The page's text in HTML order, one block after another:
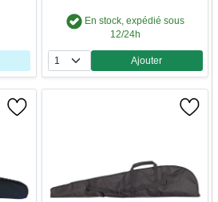
En stock, expédié sous
12/24h
Quantité
Ajouter